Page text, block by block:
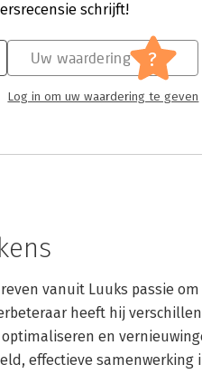
schrijft!
Uw waardering ?
Log in om uw waardering te geven
vanuit Luuks passie
heeft hij
en
effectieve